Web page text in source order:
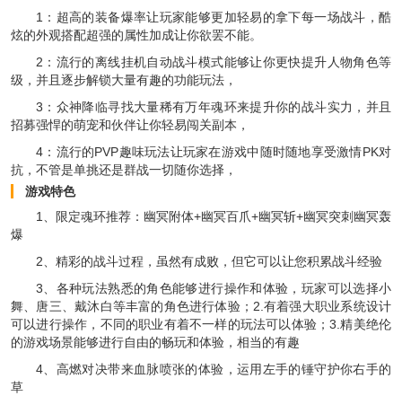
1：超高的装备爆率让玩家能够更加轻易的拿下每一场战斗，酷
炫的外观搭配超强的属性加成让你欲罢不能。
2：流行的离线挂机自动战斗模式能够让你更快提升人物角色等
级，并且逐步解锁大量有趣的功能玩法，
3：众神降临寻找大量稀有万年魂环来提升你的战斗实力，并且
招募强悍的萌宠和伙伴让你轻易闯关副本，
4：流行的PVP趣味玩法让玩家在游戏中随时随地享受激情PK对
抗，不管是单挑还是群战一切随你选择，
游戏特色
1、限定魂环推荐：幽冥附体+幽冥百爪+幽冥斩+幽冥突刺幽冥轰
爆
2、精彩的战斗过程，虽然有成败，但它可以让您积累战斗经验
3、各种玩法熟悉的角色能够进行操作和体验，玩家可以选择小
舞、唐三、戴沐白等丰富的角色进行体验；2.有着强大职业系统设计
可以进行操作，不同的职业有着不一样的玩法可以体验；3.精美绝伦
的游戏场景能够进行自由的畅玩和体验，相当的有趣
4、高燃对决带来血脉喷张的体验，运用左手的锤守护你右手的
草